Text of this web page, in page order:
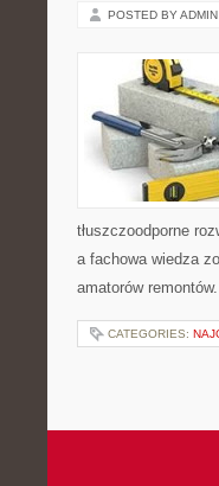
POSTED BY ADMIN
tłuszczoodporne
a fachowa wiedza
amatorów
CATEGORIES: